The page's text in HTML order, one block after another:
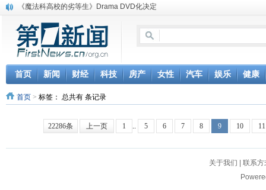
《魔法科高校的劣等生》Drama DVD化决定
消息称刘强东要求京东商城明年扭亏为盈
保健品也能吃出一身病? 康宝莱员工自揭多项家丑
煤价"跳水"电企利润"蹦高" 电煤联动亟待完善
苹果公司自建太阳能电厂为数据中心供电
吃饭、睡觉、黑人人？
网络电商和传统出版商的角逐：亚马逊停止接受Hachette所有图书订单
《中二病也想谈恋爱》女主角特报预告公开
首页 新闻 财经 科技 房产 女性 汽车 娱乐 健康
首页 > 标签： 总共有 条记录
22286条 上一页 1 .. 5 6 7 8 9 10 11
关于我们
联系方